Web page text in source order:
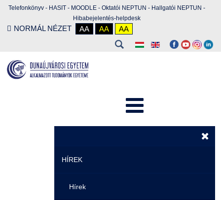
Telefonkönyv - HASIT - MOODLE - Oktatói NEPTUN - Hallgatói NEPTUN -
Hibabejelentés-helpdesk
NORMÁL NÉZET AA AA AA
HÍREK
Hírek